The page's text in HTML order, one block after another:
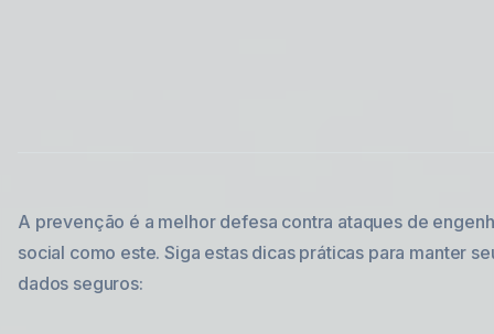
A prevenção é a melhor defesa contra ataques de
social como este. Siga estas dicas práticas para manter
dados seguros: